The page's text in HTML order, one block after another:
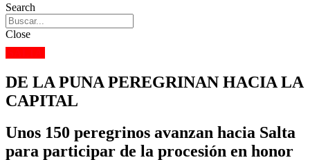
Search
Close
DE LA PUNA PEREGRINAN HACIA LA
CAPITAL
Unos 150 peregrinos avanzan hacia Salta
para participar de la procesión en honor